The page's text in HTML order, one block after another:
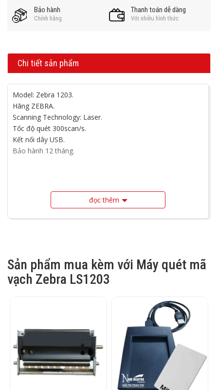
Bảo hành
Chính hãng
Thanh toán dễ dàng
Với nhiều hình thức
Chi tiết sản phẩm
Model: Zebra 1203.
Hãng ZEBRA.
Scanning Technology: Laser.
Tốc độ quét 300scan/s.
Kết nối dây USB.
Bảo hành 12 tháng.
đọc thêm
Sản phẩm mua kèm với Máy quét mã
vạch Zebra LS1203